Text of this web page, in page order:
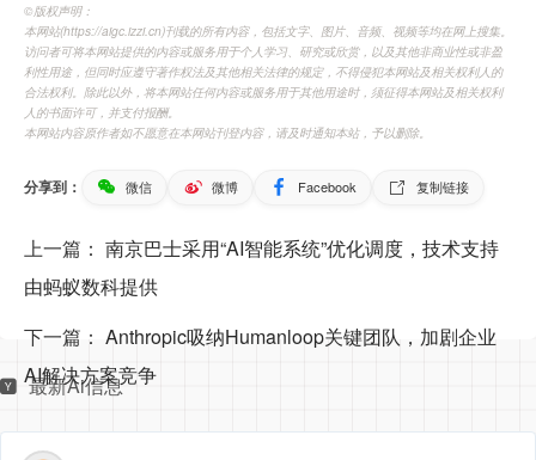
©️版权声明：
本网站(https://aigc.izzi.cn)刊载的所有内容，包括文字、图片、音频、视频等均在网上搜集。
访问者可将本网站提供的内容或服务用于个人学习、研究或欣赏，以及其他非商业性或非盈
利性用途，但同时应遵守著作权法及其他相关法律的规定，不得侵犯本网站及相关权利人的
合法权利。除此以外，将本网站任何内容或服务用于其他用途时，须征得本网站及相关权利
人的书面许可，并支付报酬。
本网站内容原作者如不愿意在本网站刊登内容，请及时通知本站，予以删除。
分享到： 微信 微博 Facebook 复制链接
上一篇： 南京巴士采用“AI智能系统”优化调度，技术支持
由蚂蚁数科提供
下一篇： Anthropic吸纳Humanloop关键团队，加剧企业
AI解决方案竞争
最新Ai信息